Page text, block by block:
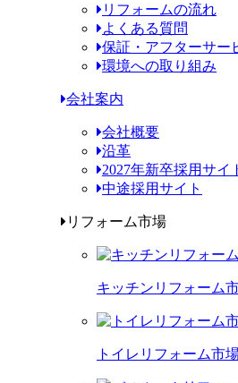
リフォームの流れ
よくある質問
保証・アフターサー
環境への取り組み
会社案内
会社概要
沿革
2027年新卒採用サイ
中途採用サイト
リフォーム市場
キッチンリフォーム
トイレリフォーム市